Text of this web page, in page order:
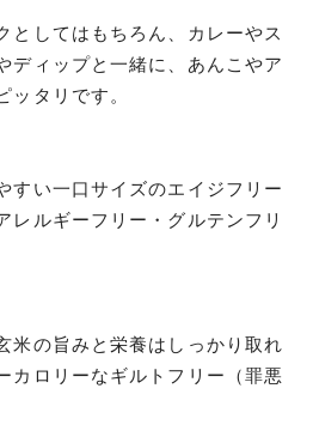
としてはもちろん、カレーやス
ディップと一緒に、あんこやア
ッタリです。
すい一口サイズのエイジフリー
レルギーフリー・グルテンフリ
米の旨みと栄養はしっかり取れ
カロリーなギルトフリー（罪悪